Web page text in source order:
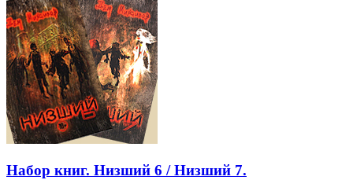
Набор книг. Низший 6 / Низший 7.